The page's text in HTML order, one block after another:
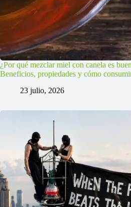
¿Por qué mezclar miel con canela es
Beneficios, propiedades y cómo
23 julio, 2026